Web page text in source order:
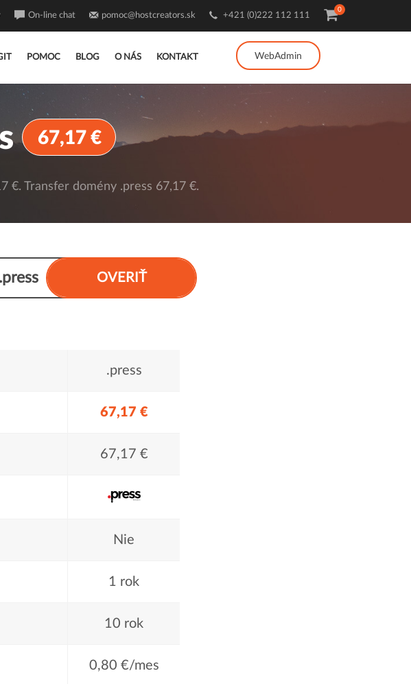
POMOC BLOG O NÁS KONTAKT WebAdmin
On-line chat pomoc@hostcreators.sk +421 (0)222 112 111
0
67,17 €
€. Transfer domény .press 67,17 €.
OVERIŤ
.press
.press
67,17 €
67,17 €
Nie
1 rok
10 rok
0,80 €/mes